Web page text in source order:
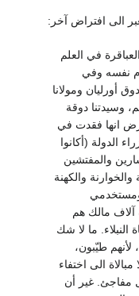
الى افتراض آخر:
في العلم
نفسه وفي
أورليان ومولانا
وسيدتنا دوقة
انها فقدت في
الدولة (أكانوا
والمفتشين
والخوارنة والكهنة
آلاف مالك هم
النبلاء. ما لا شك
لأنهم طيّبون،
الى اختفاء
مفاجئ. غير أن